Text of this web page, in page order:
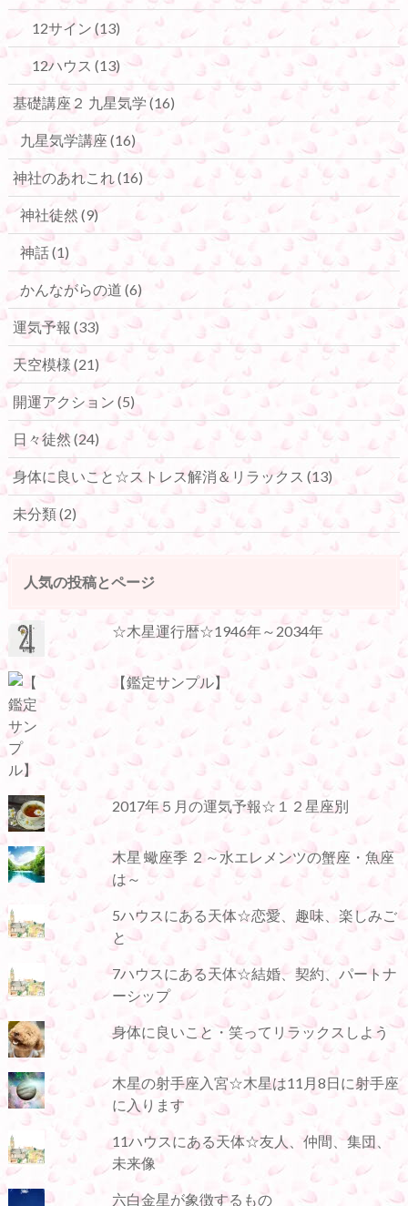
12サイン (13)
12ハウス (13)
基礎講座２ 九星気学 (16)
九星気学講座 (16)
神社のあれこれ (16)
神社徒然 (9)
神話(1)
かんながらの道 (6)
運気予報 (33)
天空模様 (21)
開運アクション (5)
日々徒然 (24)
身体に良いこと☆ストレス解消＆リラックス (13)
未分類(2)
人気の投稿とページ
☆木星運行暦☆1946年～2034年
【鑑定サンプル】
2017年５月の運気予報☆１２星座別
木星 蠍座季 ２～水エレメンツの蟹座・魚座
は～
5ハウスにある天体☆恋愛、趣味、楽しみご
と
7ハウスにある天体☆結婚、契約、パートナ
ーシップ
身体に良いこと・笑ってリラックスしよう
木星の射手座入宮☆木星は11月8日に射手座
に入ります
11ハウスにある天体☆友人、仲間、集団、
未来像
六白金星が象徴するもの